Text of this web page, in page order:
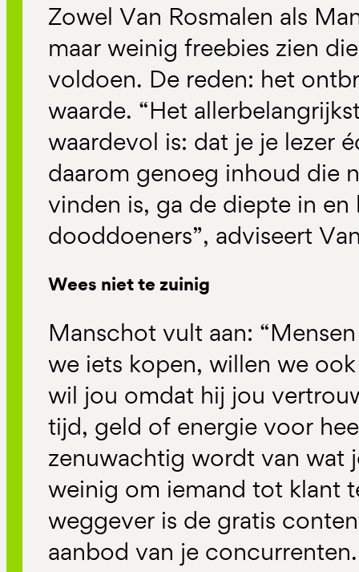
Zowel Van Rosmalen als
maar weinig freebies zien
voldoen. De reden: het
waarde. “Het
waardevol is: dat je je lezer
daarom genoeg inhoud die
vinden is, ga de diepte in
dooddoeners”, adviseert
Wees niet te zuinig
Manschot vult aan:
we iets kopen, willen we
wil jou omdat hij jou
tijd, geld of energie voor
zenuwachtig wordt van wat
weinig om iemand tot klant
weggever is de gratis
aanbod van je